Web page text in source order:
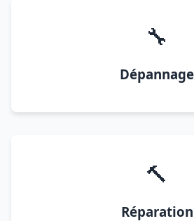
🔧
Dépannage
🔨
Réparation